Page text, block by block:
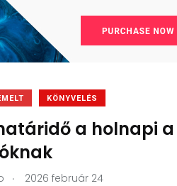
KÖNYVELÉS
a holnapi a
. 2026 február 24